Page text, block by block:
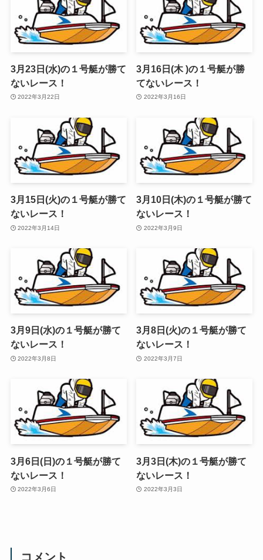
3月23日(水)の１号艇が勝て
ないレース！
2022年3月22日
3月16日(木 )の１号艇が勝
てないレース！
2022年3月16日
3月15日(火)の１号艇が勝て
ないレース！
2022年3月14日
3月10日(木)の１号艇が勝て
ないレース！
2022年3月9日
3月9日(水)の１号艇が勝て
ないレース！
2022年3月8日
3月8日(火)の１号艇が勝て
ないレース！
2022年3月7日
3月6日(日)の１号艇が勝て
ないレース！
2022年3月6日
3月3日(木)の１号艇が勝て
ないレース！
2022年3月3日
コメント